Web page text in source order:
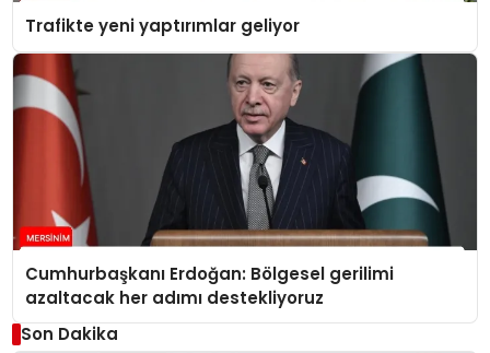
Trafikte yeni yaptırımlar geliyor
Cumhurbaşkanı Erdoğan: Bölgesel gerilimi
azaltacak her adımı destekliyoruz
Son Dakika